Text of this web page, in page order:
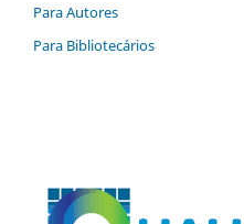
Para Autores
Para Bibliotecários